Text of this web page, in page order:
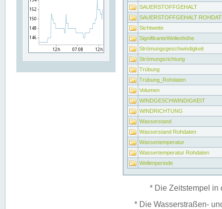
SAUERSTOFFGEHALT
SAUERSTOFFGEHALT
Sichtweite
SignifikanteWellenhöhe
Strömungsgeschwindigkeit
Strömungsrichtung
Trübung
Trübung_Rohdaten
Volumen
WINDGESCHWINDIGKEIT
WINDRICHTUNG
Wasserstand
Wasserstand Rohdaten
Wassertemperatur
Wassertemperatur Rohdaten
Wellenperiode
* Die Zeitstempel in
* Die Wasserstraßen-